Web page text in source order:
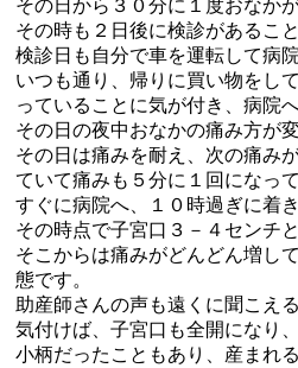
その日から３０分に１度おなか
その時も２日後に検診があるこ
検診日も自分で車を運転して病
いつも通り、帰りに買い物をし
っていることに気が付き、病院
その日の夜中おなかの痛み方が
その日は痛みを耐え、次の痛み
ていて痛みも５分に１回になって
すぐに病院へ、１０時過ぎに着き
その時点で子宮口３－４センチ
そこからは痛みがどんどん増し
態です。
助産師さんの声も遠くに聞こえ
気付けば、子宮口も全開になり
小柄だったこともあり、産まれ